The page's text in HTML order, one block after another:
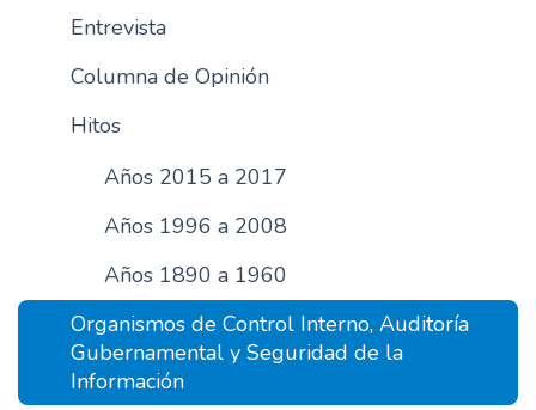
i
r
i
c
i
p
a
Entrevista
Columna de Opinión
Hitos
Años 2015 a 2017
Años 1996 a 2008
Años 1890 a 1960
Organismos de Control Interno, Auditoría
Gubernamental y Seguridad de la
Información